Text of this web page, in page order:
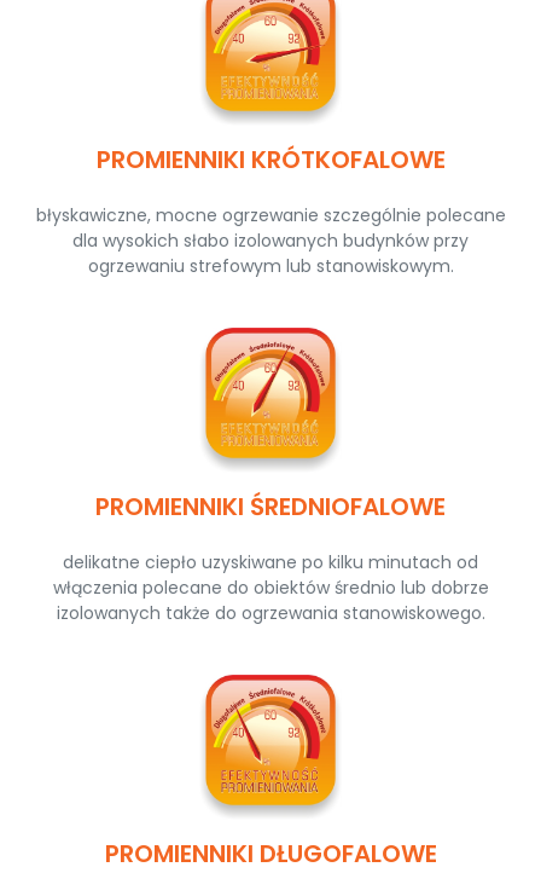
PROMIENNIKI KRÓTKOFALOWE
błyskawiczne, mocne ogrzewanie szczególnie polecane
dla wysokich słabo izolowanych budynków przy
ogrzewaniu strefowym lub stanowiskowym.
PROMIENNIKI ŚREDNIOFALOWE
delikatne ciepło uzyskiwane po kilku minutach od
włączenia polecane do obiektów średnio lub dobrze
izolowanych także do ogrzewania stanowiskowego.
PROMIENNIKI DŁUGOFALOWE